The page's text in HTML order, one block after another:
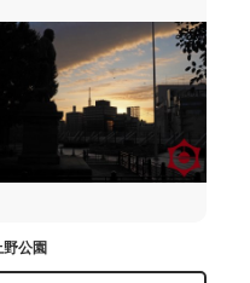
公園